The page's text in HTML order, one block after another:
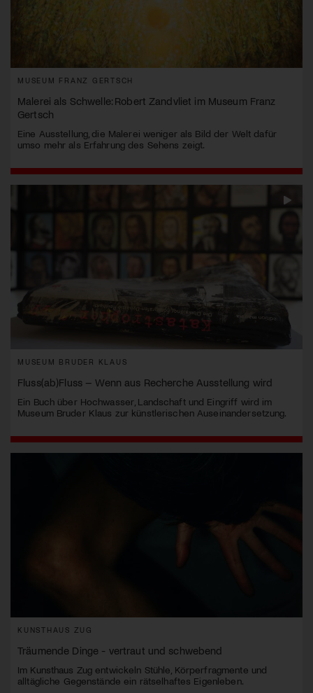
MUSEUM FRANZ GERTSCH
Malerei als Schwelle: Robert Zandvliet im Museum Franz
Gertsch
Eine Ausstellung, die Malerei weniger als Bild der Welt dafür
umso mehr als Erfahrung des Sehens zeigt.
MUSEUM BRUDER KLAUS
Fluss(ab)Fluss – Wenn aus Recherche Ausstellung wird
Ein Buch über Hochwasser, Landschaft und Eingriff wird im
Museum Bruder Klaus zur künstlerischen Auseinandersetzung.
KUNSTHAUS ZUG
Träumende Dinge - vertraut und schwebend
Im Kunsthaus Zug entwickeln Stühle, Körperfragmente und
alltägliche Gegenstände ein rätselhaftes Eigenleben.